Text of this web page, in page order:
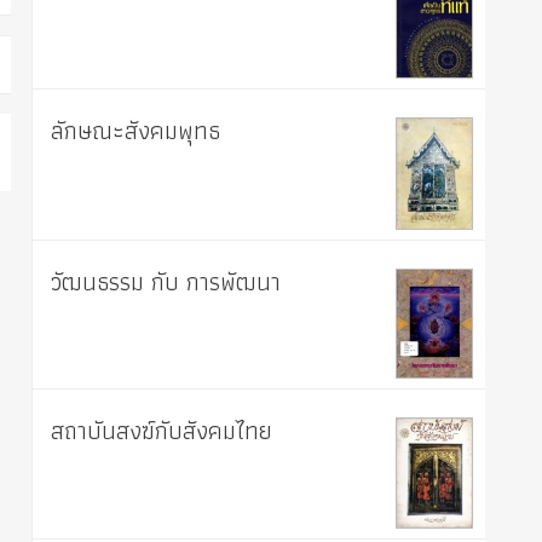
ลักษณะสังคมพุทธ
วัฒนธรรม กับ การพัฒนา
สถาบันสงฆ์กับสังคมไทย